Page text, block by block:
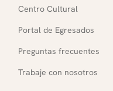
Centro Cultural
Portal de Egresados
Preguntas frecuentes
Trabaje con nosotros